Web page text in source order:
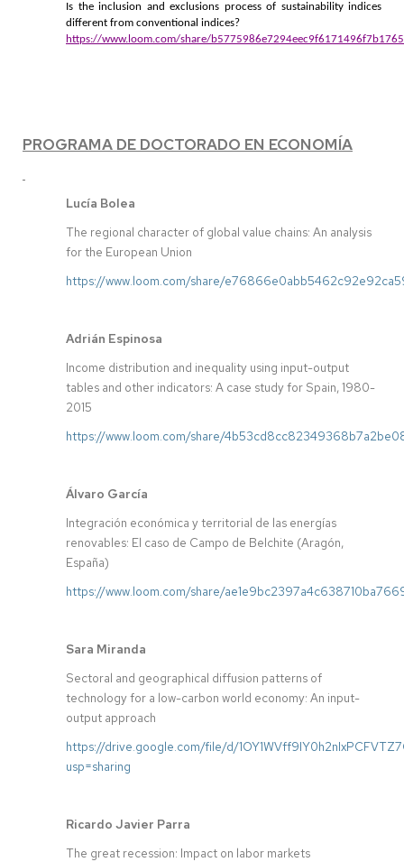
Is the inclusion and exclusions process of sustainability indices
different from conventional indices?
https://www.loom.com/share/b5775986e7294eec9f6171496f7b1765
PROGRAMA DE DOCTORADO EN ECONOMÍA
Lucía Bolea
The regional character of global value chains: An analysis
for the European Union
https://www.loom.com/share/
Adrián Espinosa
Income distribution and inequality using input-output
tables and other indicators: A case study for Spain, 1980-
2015
https://www.loom.com/share/
Álvaro García
Integración económica y territorial de las energías
renovables: El caso de Campo de Belchite (Aragón,
España)
https://www.loom.com/share/
Sara Miranda
Sectoral and geographical diffusion patterns of
technology for a low-carbon world economy: An input-
output approach
https://drive.google.com/file/d/
usp=sharing
Ricardo Javier Parra
The great recession: Impact on labor markets